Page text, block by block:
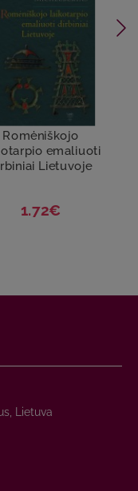
Romėniškojo
emaliuoti
Lietuvoje
1.72€
Lietuva